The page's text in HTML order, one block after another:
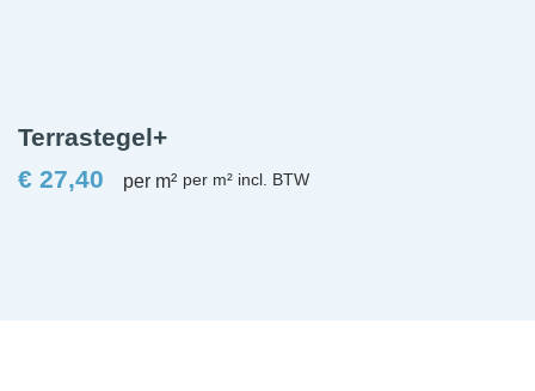
Terrastegel+
€ 27,40 per m²